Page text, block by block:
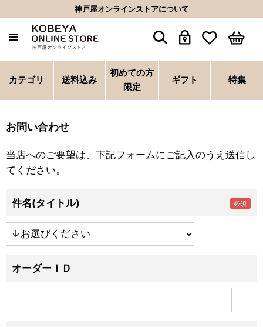
神戸屋オンラインストアについて
カテゴリ 送料込み
初めての方
限定
ギフト 特集
お問い合わせ
当店へのご要望は、下記フォームにご記入のうえ送信し
てください。
件名(タイトル)
オーダーＩＤ